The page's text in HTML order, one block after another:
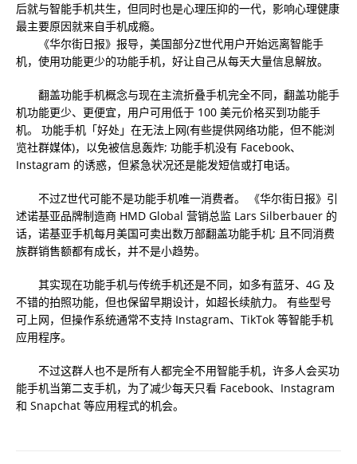
后就与智能手机共生，但同时也是心理压抑的一代，影响心理健康
最主要原因就来自手机成瘾。
《华尔街日报》报导，美国部分Z世代用户开始远离智能手
机，使用功能更少的功能手机，好让自己从每天大量信息解放。
翻盖功能手机概念与现在主流折叠手机完全不同，翻盖功能手
机功能更少、更便宜，用户可用低于 100 美元价格买到功能手
机。 功能手机「好处」在无法上网(有些提供网络功能，但不能浏
览社群媒体)，以免被信息轰炸; 功能手机没有 Facebook、
Instagram 的诱惑，但紧急状况还是能发短信或打电话。
不过Z世代可能不是功能手机唯一消费者。 《华尔街日报》引
述诺基亚品牌制造商 HMD Global 营销总监 Lars Silberbauer 的
话，诺基亚手机每月美国可卖出数万部翻盖功能手机; 且不同消费
族群销售额都有成长，并不是小趋势。
其实现在功能手机与传统手机还是不同，如多有蓝牙、4G 及
不错的拍照功能，但也保留早期设计，如超长续航力。 有些型号
可上网，但操作系统通常不支持 Instagram、TikTok 等智能手机
应用程序。
不过这群人也不是所有人都完全不用智能手机，许多人会买功
能手机当第二支手机，为了减少每天只看 Facebook、Instagram
和 Snapchat 等应用程式的机会。